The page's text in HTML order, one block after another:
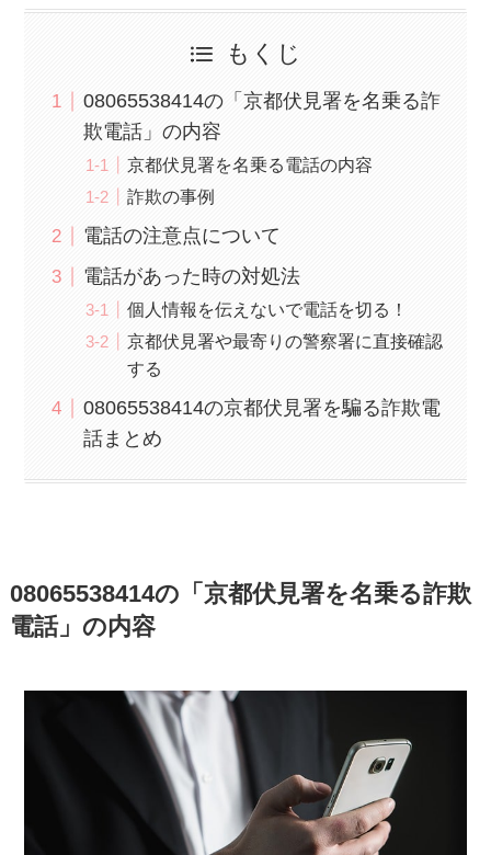
もくじ
08065538414の「京都伏見署を名乗る詐
欺電話」の内容
京都伏見署を名乗る電話の内容
詐欺の事例
電話の注意点について
電話があった時の対処法
個人情報を伝えないで電話を切る！
京都伏見署や最寄りの警察署に直接確認
する
08065538414の京都伏見署を騙る詐欺電
話まとめ
08065538414の「京都伏見署を名乗る詐欺
電話」の内容